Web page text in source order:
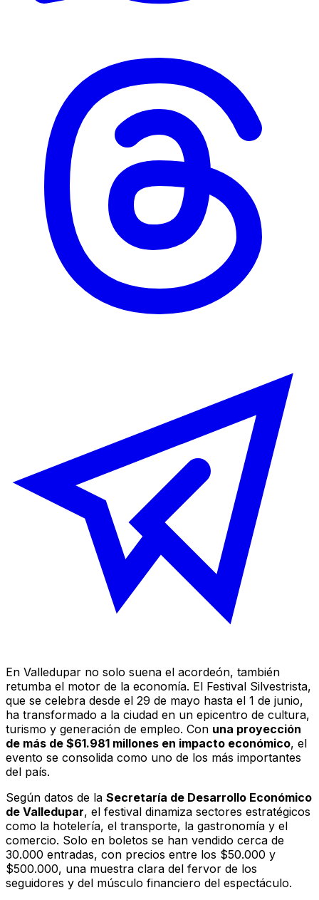
En Valledupar no solo suena el acordeón, también
retumba el motor de la economía. El Festival Silvestrista,
que se celebra desde el 29 de mayo hasta el 1 de junio,
ha transformado a la ciudad en un epicentro de cultura,
turismo y generación de empleo. Con una proyección
de más de $61.981 millones en impacto económico, el
evento se consolida como uno de los más importantes
del país.
Según datos de la Secretaría de Desarrollo Económico
de Valledupar, el festival dinamiza sectores estratégicos
como la hotelería, el transporte, la gastronomía y el
comercio. Solo en boletos se han vendido cerca de
30.000 entradas, con precios entre los $50.000 y
$500.000, una muestra clara del fervor de los
seguidores y del músculo financiero del espectáculo.